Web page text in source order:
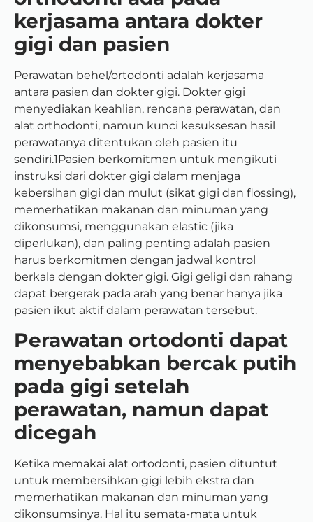
kerjasama antara dokter
gigi dan pasien
Perawatan behel/ortodonti adalah kerjasama
antara pasien dan dokter gigi. Dokter gigi
menyediakan keahlian, rencana perawatan, dan
alat orthodonti, namun kunci kesuksesan hasil
perawatanya ditentukan oleh pasien itu
sendiri.1Pasien berkomitmen untuk mengikuti
instruksi dari dokter gigi dalam menjaga
kebersihan gigi dan mulut (sikat gigi dan flossing),
memerhatikan makanan dan minuman yang
dikonsumsi, menggunakan elastic (jika
diperlukan), dan paling penting adalah pasien
harus berkomitmen dengan jadwal kontrol
berkala dengan dokter gigi. Gigi geligi dan rahang
dapat bergerak pada arah yang benar hanya jika
pasien ikut aktif dalam perawatan tersebut.
Perawatan ortodonti dapat
menyebabkan bercak putih
pada gigi setelah
perawatan, namun dapat
dicegah
Ketika memakai alat ortodonti, pasien dituntut
untuk membersihkan gigi lebih ekstra dan
memerhatikan makanan dan minuman yang
dikonsumsinya. Hal itu semata-mata untuk